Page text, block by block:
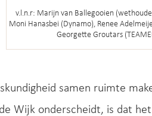
v.l.n.r: Marijn van Ballegooien
Moni Hanasbei (Dynamo), Renee
Georgette Groutars
samen ruimte
Wijk onderscheidt, is dat het